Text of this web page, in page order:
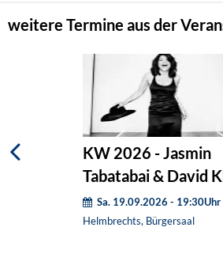
weitere Termine aus der
KW 2026 - Jasmin
Tabatabai & David
Quartett
Sa. 19.09.2026 - 19:30Uhr
Helmbrechts, Bürgersaal